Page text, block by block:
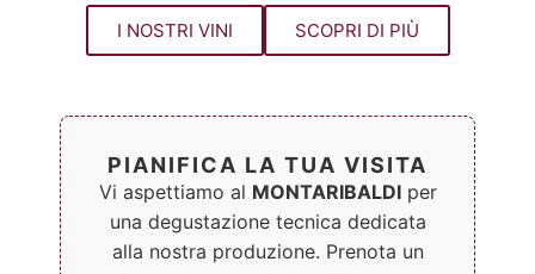
I NOSTRI VINI SCOPRI DI PIÙ
PIANIFICA LA TUA VISITA
Vi aspettiamo al MONTARIBALDIper
una degustazione tecnica dedicata
alla nostra produzione. Prenota un